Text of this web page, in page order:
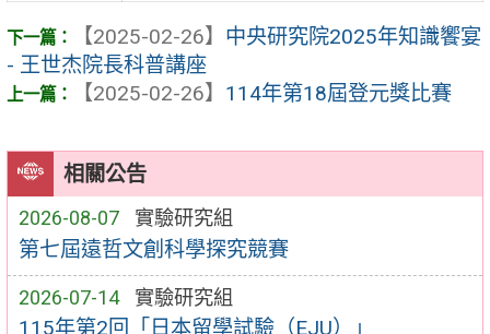
相關公告
2026-08-07 實驗研究組
第七屆遠哲文創科學探究競賽
2026-07-14 實驗研究組
115年第2回「日本留學試驗（EJU）」
【2025-02-26】 中央研究院2025年知識饗宴
- 王世杰院長科普講座
【2025-02-26】 114年第18屆登元獎比賽